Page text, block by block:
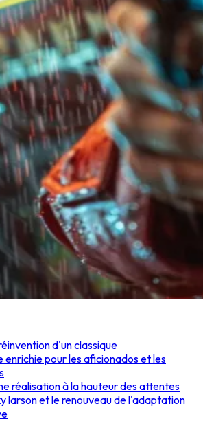
d'un classique
enrichie pour les aficionados et les
réalisation à la hauteur des attentes
larson et le renouveau de l'adaptation